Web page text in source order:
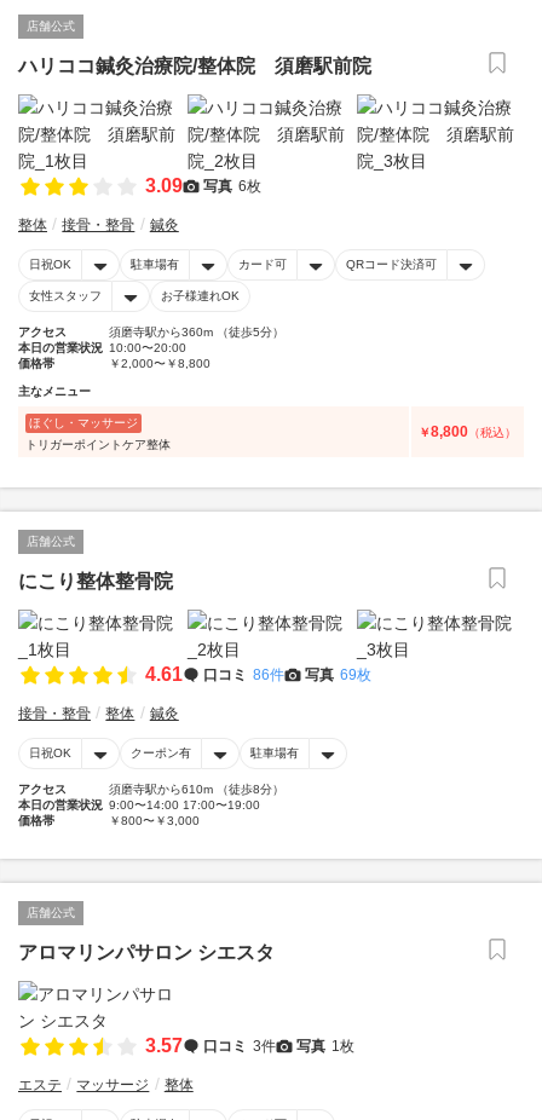
店舗公式
ハリココ鍼灸治療院/整体院 須磨駅前院
3.09 写真 6枚
整体 接骨・整骨 鍼灸
日祝OK 駐車場有 カード可 QRコード決済可
女性スタッフ お子様連れOK
アクセス
須磨寺駅から360m （徒歩5分）
本日の営業状況 10:00〜20:00
価格帯
￥2,000〜￥8,800
主なメニュー
ほぐし・マッサージ
トリガーポイントケア整体
￥8,800 （税込）
店舗公式
にこり整体整骨院
4.61 口コミ 86件 写真 69枚
接骨・整骨 整体 鍼灸
日祝OK クーポン有 駐車場有
アクセス
須磨寺駅から610m （徒歩8分）
本日の営業状況 9:00〜14:00 17:00〜19:00
価格帯
￥800〜￥3,000
店舗公式
アロマリンパサロン シエスタ
3.57 口コミ 3件 写真 1枚
エステ マッサージ 整体